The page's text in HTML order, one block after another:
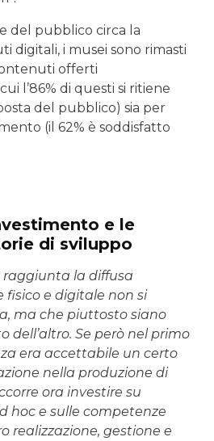
del pubblico circa la
digitali, i musei sono rimasti
offerti
l’86% di questi si ritiene
del pubblico) sia per
(il 62% è soddisfatto
e le
di sviluppo
raggiunta la diffusa
fisico e digitale non si
ma che piuttosto siano
dell’altro. Se però nel primo
era accettabile un certo
nella produzione di
ora investire su
hoc e sulle competenze
realizzazione, gestione e